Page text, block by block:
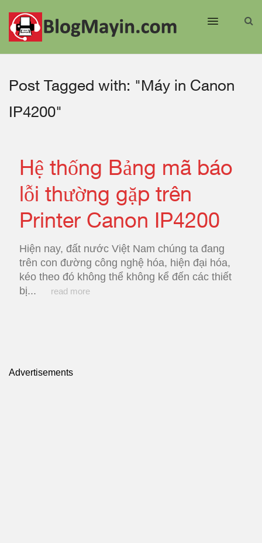
Post Tagged with: "Máy in Canon
IP4200"
Hệ thống Bảng mã báo
lỗi thường gặp trên
Printer Canon IP4200
Hiện nay, đất nước Việt Nam chúng ta đang
trên con đường công nghệ hóa, hiện đại hóa,
kéo theo đó không thể không kể đến các thiết
bị...
read more
Advertisements